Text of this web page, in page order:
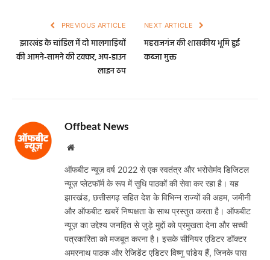
PREVIOUS ARTICLE
झारखंड के चांडिल में दो मालगाड़ियों
की आमने-सामने की टक्कर, अप-डाउन
लाइन ठप
NEXT ARTICLE
महराजगंज की शासकीय भूमि हुई
कब्जा मुक्त
Offbeat News
Website
ऑफबीट न्यूज़ वर्ष 2022 से एक स्वतंत्र और भरोसेमंद डिजिटल
न्यूज़ प्लेटफॉर्म के रूप में सुधि पाठकों की सेवा कर रहा है। यह
झारखंड, छत्तीसगढ़ सहित देश के विभिन्न राज्यों की अहम, जमीनी
और ऑफबीट खबरें निष्पक्षता के साथ प्रस्तुत करता है। ऑफबीट
न्यूज़ का उद्देश्य जनहित से जुड़े मुद्दों को प्रमुखता देना और सच्ची
पत्रकारिता को मजबूत करना है। इसके सीनियर एडिटर डॉक्टर
अमरनाथ पाठक और रेजिडेंट एडिटर विष्णु पांडेय हैं, जिनके पास